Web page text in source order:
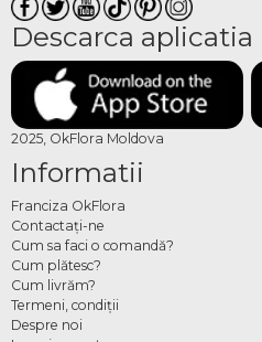
Descarca aplicatia
2025, OkFlora Moldova
Informatii
Franciza OkFlora
Contactaţi-ne
Cum sa faci o comandă?
Cum plătesc?
Cum livrăm?
Termeni, condiţii
Despre noi